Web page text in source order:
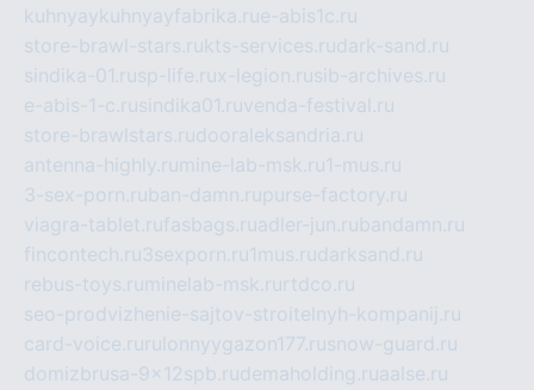
kuhnyaykuhnyayfabrika.rue-abis1c.ru
store-brawl-stars.rukts-services.rudark-sand.ru
sindika-01.rusp-life.rux-legion.rusib-archives.ru
e-abis-1-c.rusindika01.ruvenda-festival.ru
store-brawlstars.rudooraleksandria.ru
antenna-highly.ru mine-lab-msk.ru1-mus.ru
3-sex-porn.ruban-damn.rupurse-factory.ru
viagra-tablet.rufasbags.ruadler-jun.rubandamn.ru
fincontech.ru3sexporn.ru1mus.rudarksand.ru
rebus-toys.ru minelab-msk.ru rtdco.ru
seo-prodvizhenie-sajtov-stroitelnyh-kompanij.ru
card-voice.ru rulonnyygazon177.rusnow-guard.ru
domizbrusa-9x12spb.rudemaholding.ruaalse.ru